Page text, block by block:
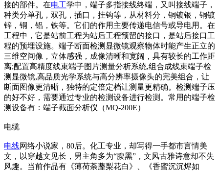
接的部件。在电工学中，端子多指接线终端，又叫接线端子，
种类分单孔，双孔，插口，挂钩等，从材料分，铜镀银，铜镀
锌，铜，铝，铁等。它们的作用主要传递电信号或导电用。在
工程中，它是站前工程为站后工程预留的接口，是站后接口工
程的预埋设施。端子断面检测显微镜观察物体时能产生正立的
三维空间像，立体感强，成像清晰和宽阔，具有较长的工作距
离;配置高精度线束端子图片测量分析系统,组合成线束端子检
测显微镜,高品质光学系统与高分辨率摄像头的完美组合，让
断面图像更清晰，独特的定倍定档让测量更精确。检测端子压
的好不好，需要通过专业的检测设备进行检测。常用的端子检
测设备有：端子截面分析仪（MQ-200E）
电缆
电线网络小说家，80后。化工专业，却写得一手都市言情美
文，以穿越文见长，男主角多为“腹黑”，文风古雅诗意却不失
风趣。当前作品有《薄荷荼蘼梨花白》、《香蜜沉沉烬如